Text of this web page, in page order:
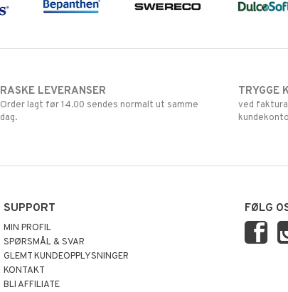
RASKE LEVERANSER
Order lagt før 14.00 sendes normalt ut samme
dag.
TRYGGE
ved
SUPPORT
MIN PROFIL
SPØRSMÅL & SVAR
GLEMT KUNDEOPPLYSNINGER
KONTAKT
BLI AFFILIATE
FØLG